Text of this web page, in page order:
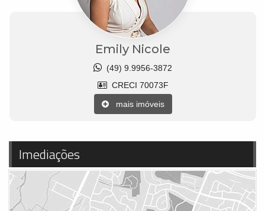
Emily Nicole
(49) 9.9956-3872
CRECI 70073F
mais imóveis
Imediações